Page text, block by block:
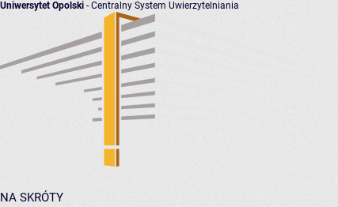
Uniwersytet Opolski - Centralny System Uwierzytelniania
NA SKRÓTY